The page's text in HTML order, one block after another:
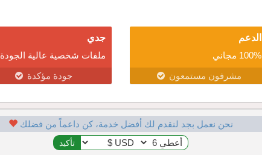
الدعم
100% مجاني
مشرفون مستمعون
جدي
ملفات شخصية عالية الجودة
جودة مؤكدة
نحن نعمل بجد لنقدم لك أفضل خدمة، كن داعماً من فضلك